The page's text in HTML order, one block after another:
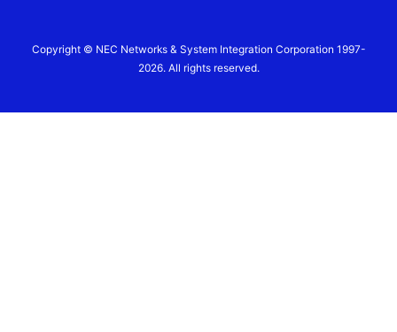
Copyright © NEC Networks & System Integration Corporation 1997-
2026. All rights reserved.